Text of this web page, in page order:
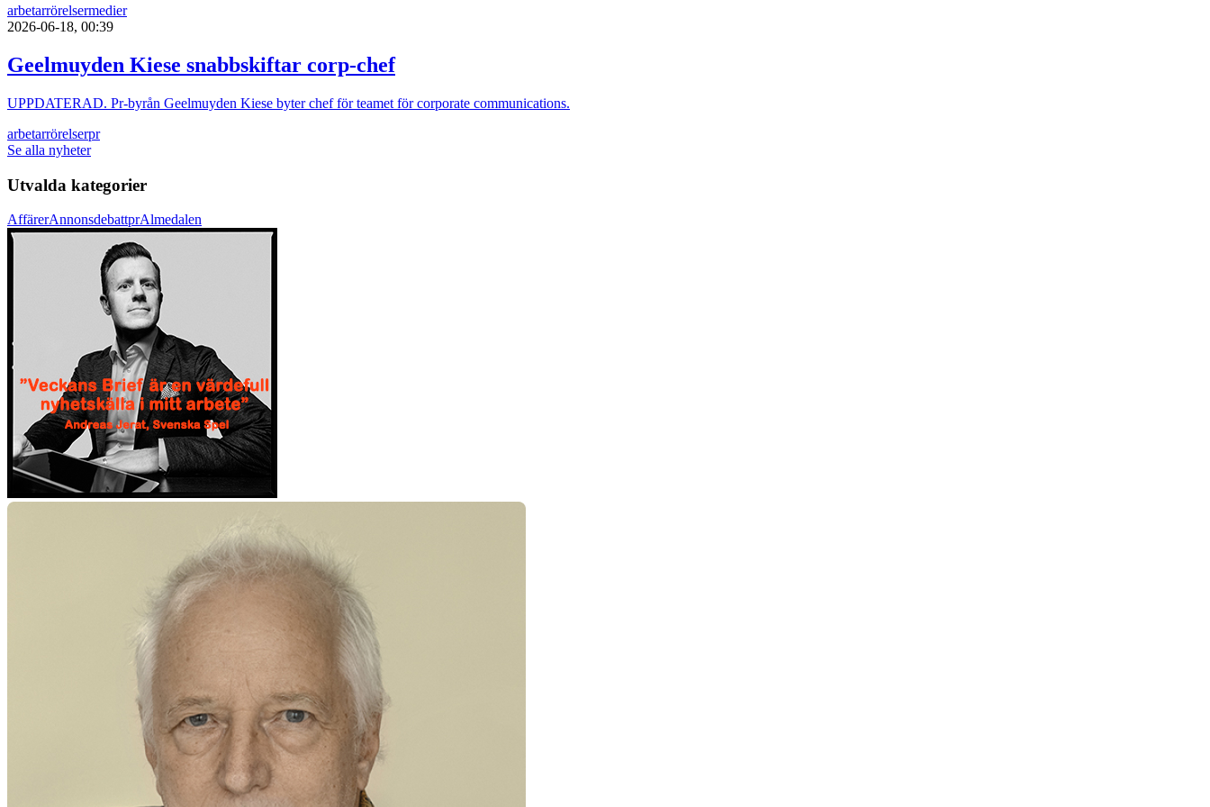
arbetarrörelsermedier
2026-06-18, 00:39
Geelmuyden Kiese snabbskiftar corp-chef
UPPDATERAD. Pr-byrån Geelmuyden Kiese byter chef för teamet för corporate communications.
arbetarrörelserpr
Se alla nyheter
Utvalda kategorier
AffärerAnnonsdebattprAlmedalen